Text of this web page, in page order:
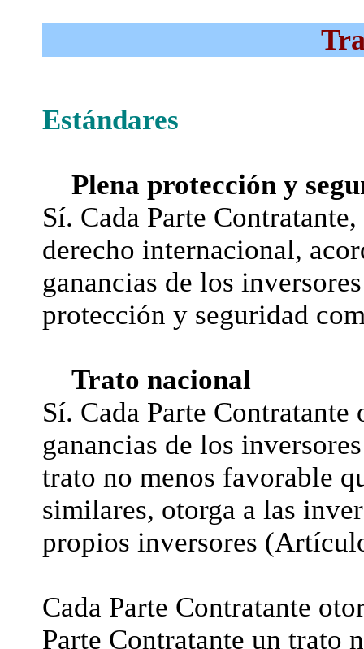
Estándares
Plena protección y
Sí. Cada Parte
derecho internacional,
ganancias de los
protección y seguridad
Trato nacional
Sí. Cada Parte
ganancias de los
trato no menos favorable
similares, otorga a las
propios inversores
Cada Parte Contratante
Parte Contratante un trato